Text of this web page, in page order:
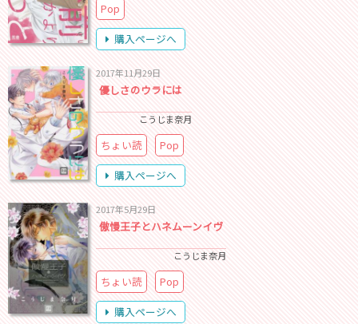
Pop
購入ページへ
2017年11月29日
優しさのウラには
こうじま奈月
ちょい読
Pop
購入ページへ
2017年5月29日
傲慢王子とハネムーンイヴ
こうじま奈月
ちょい読
Pop
購入ページへ